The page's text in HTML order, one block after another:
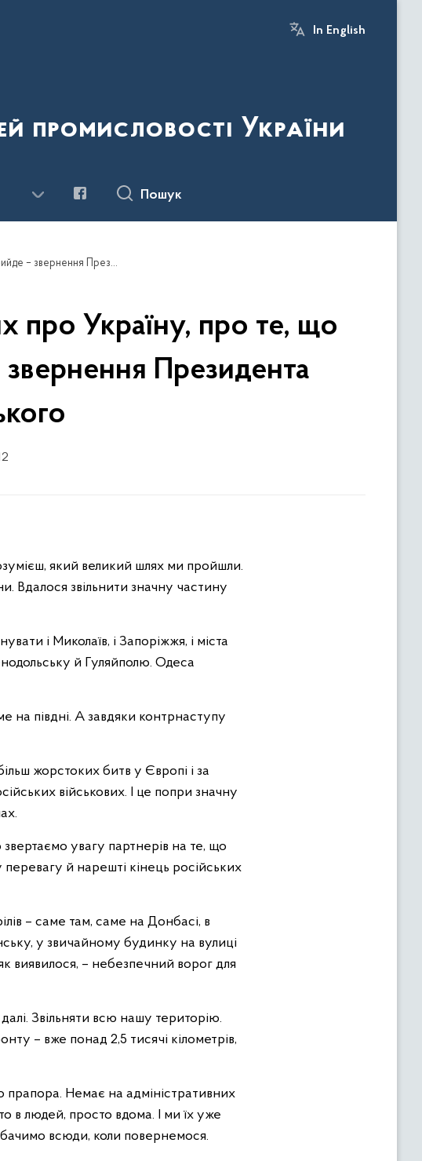
In English
промисловості України
Пошук
Говоріть людям на окупованих територіях про Україну, про те, що українська армія обов'язково прийде – звернення Президента Володимира Зеленського
про Україну, про те, що
Президента
який великий шлях ми пройшли.
звільнити значну частину
і Миколаїв, і Запоріжжя, і міста
й Гуляйполю. Одеса
на півдні. А завдяки контрнаступу
жорстоких битв у Європі і за
військових. І це попри значну
увагу партнерів на те, що
перевагу й нарешті кінець російських
– саме там, саме на Донбасі, в
у звичайному будинку на вулиці
виявилося, – небезпечний ворог для
Звільняти всю нашу територію.
– вже понад 2,5 тисячі кілометрів,
прапора. Немає на адміністративних
в людей, просто вдома. І ми їх уже
всюди, коли повернемося.